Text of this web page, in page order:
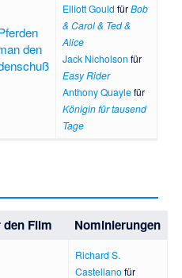
den
Elliott Gould fürBob
& Carol & Ted &
Alice
Jack Nicholson für
Easy Rider
Anthony Quaylefür
Königin für tausend
Tage
den Film Nominierungen
Richard S.
Castellanofür